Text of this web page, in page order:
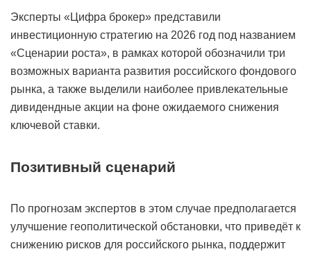
Эксперты «Цифра брокер» представили
инвестиционную стратегию на 2026 год под названием
«Сценарии роста», в рамках которой обозначили три
возможных варианта развития российского фондового
рынка, а также выделили наиболее привлекательные
дивидендные акции на фоне ожидаемого снижения
ключевой ставки.
Позитивный сценарий
По прогнозам экспертов в этом случае предполагается
улучшение геополитической обстановки, что приведёт к
снижению рисков для российского рынка, поддержит